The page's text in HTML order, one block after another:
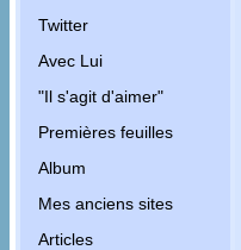
Twitter
Avec Lui
"Il s'agit d'aimer"
Premières feuilles
Album
Mes anciens sites
Articles